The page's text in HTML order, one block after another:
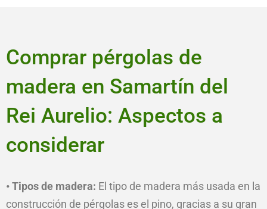
Comprar pérgolas de
madera en Samartín del
Rei Aurelio: Aspectos a
considerar
• Tipos de madera: El tipo de madera más usada en la
construcción de pérgolas es el pino, gracias a su gran